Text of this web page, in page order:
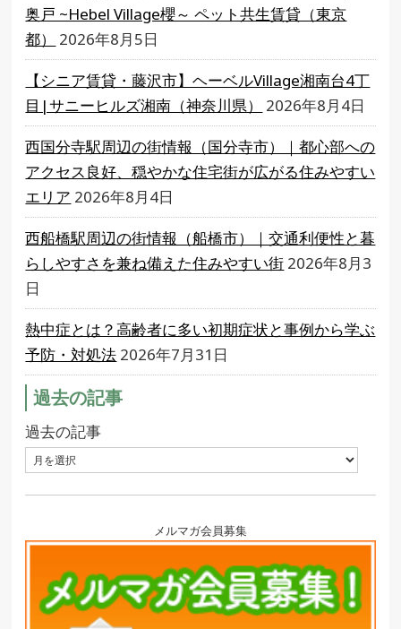
奥戸 ~Hebel Village櫻～ ペット共生賃貸（東京
都）
2026年8月5日
【シニア賃貸・藤沢市】ヘーベルVillage湘南台4丁
目|サニーヒルズ湘南（神奈川県）
2026年8月4日
西国分寺駅周辺の街情報（国分寺市）｜都心部への
アクセス良好、穏やかな住宅街が広がる住みやすい
エリア 2026年8月4日
西船橋駅周辺の街情報（船橋市）｜交通利便性と暮
らしやすさを兼ね備えた住みやすい街 2026年8月3
日
熱中症とは？高齢者に多い初期症状と事例から学ぶ
予防・対処法 2026年7月31日
過去の記事
過去の記事
メルマガ会員募集